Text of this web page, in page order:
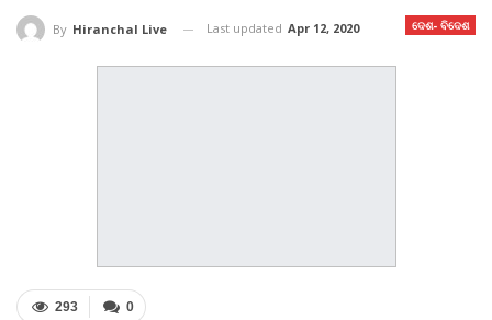
ଦେଶ- ବିଦେଶ
By Hiranchal Live Last updated Apr 12, 2020
0
293